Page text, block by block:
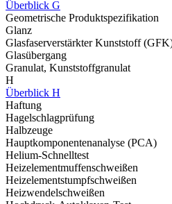
Überblick G
Geometrische Produktspezifikation
Glanz
Glasfaserverstärkter Kunststoff
Glasübergang
Granulat, Kunststoffgranulat
H
Überblick H
Haftung
Hagelschlagprüfung
Halbzeuge
Hauptkomponentenanalyse (PCA)
Helium-Schnelltest
Heizelementmuffenschweißen
Heizelementstumpfschweißen
Heizwendelschweißen